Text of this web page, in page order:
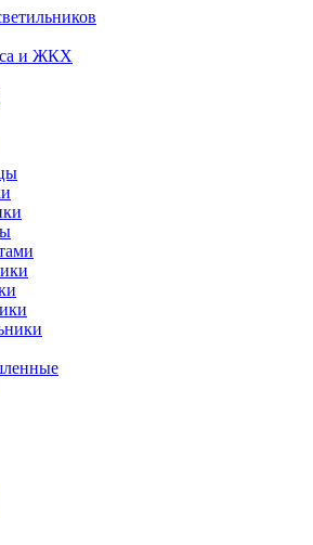
и ЖКХ